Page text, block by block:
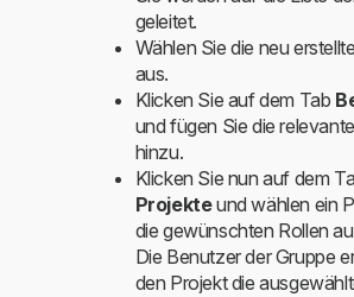
geleitet.
Wählen Sie die neu
aus.
Klicken Sie auf dem Tab
und fügen Sie die
hinzu.
Klicken Sie nun auf dem
Projekteund wählen ein
die gewünschten Rollen
Die Benutzer der Gruppe
den Projekt die